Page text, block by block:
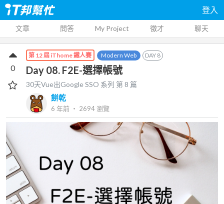
登入
文章 問答 My Project 徵才 聊天
第 12 屆 iThome 鐵人賽 Modern Web DAY 8
Day 08. F2E-選擇帳號
30天Vue出Google SSO 系列 第 8 篇
餅乾
6 年前 ‧ 2694瀏覽
0